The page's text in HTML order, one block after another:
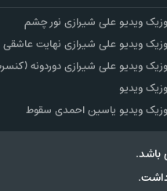
ویدیو علی شیرازی نور چشم
ویدیو علی شیرازی نهایت عاشقی
ویدیو علی شیرازی دوردونه
ویدیو
ویدیو یاسین احمدی سقوط
باشد.